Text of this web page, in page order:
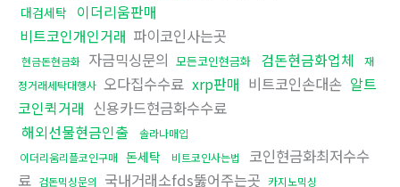
대검세탁
이더리움판매
비트코인개인거래 파이코인사는곳
현금돈현금화 자금믹싱문의 모든코인현금화 검돈현금화업체
재
정거래세탁대행사 오다집수수료 xrp판매 비트코인손대손 알트
코인퀵거래 신용카드현금화수수료
해외선물현금인출
솔라나매입
이더리움리플코인구매 돈세탁 비트코인사는법
코인현금화최저수수
료 검돈믹싱문의 국내거래소fds뚫어주는곳 카지노믹싱